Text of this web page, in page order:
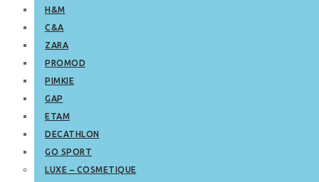
H&M
C&A
ZARA
PROMOD
PIMKIE
GAP
ETAM
DECATHLON
GO SPORT
LUXE – COSMETIQUE